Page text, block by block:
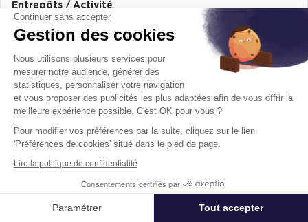
Affiner ma recherche
Entrepôts / Activité
Location de locaux d'activités en Ile-de-France
Location Locaux Activité Auvergne-Rhône-Alpes
Location Locaux Activité Bouches-Du-Rhône
Location Locaux Activité Gironde
Location
Location entrepôt logistique en Île-de-France
Location entrepôt logistique Pas-de-Calais
Location de bâtiments logistiques en Auvergne-Rhône-Alpes
Continuer sans accepter
Gestion des cookies
Nous utilisons plusieurs services pour
mesurer notre audience, générer des
statistiques, personnaliser votre navigation
et vous proposer des publicités les plus adaptées afin de vous offrir la
meilleure expérience possible. C'est OK pour vous ?
Pour modifier vos préférences par la suite, cliquez sur le lien
'Préférences de cookies' situé dans le pied de page.
Lire la politique de confidentialité
Consentements certifiés par
Paramétrer Tout accepter